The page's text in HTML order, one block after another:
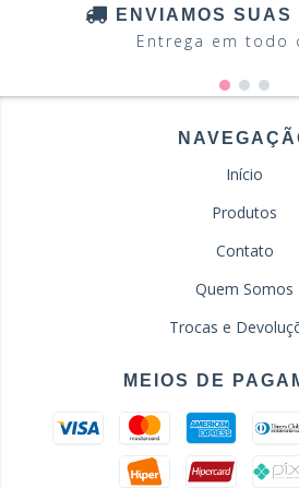
ENVIAMOS SUAS
Entrega em todo
Início
Produtos
Contato
Quem Somos
Trocas e
MEIOS DE